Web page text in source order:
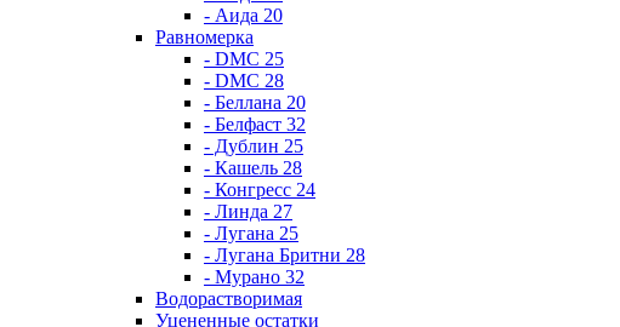
- Аида 20
Равномерка
- DMC 25
- DMC 28
- Беллана 20
- Белфаст 32
- Дублин 25
- Кашель 28
- Конгресс 24
- Линда 27
- Лугана 25
- Лугана Бритни 28
- Мурано 32
Водорастворимая
Уцененные остатки